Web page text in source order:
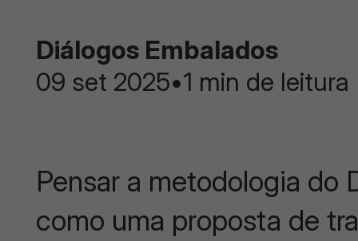
Diálogos Embalados
09 set 2025•1 min de leitura
Pensar a metodologia do
como uma proposta de